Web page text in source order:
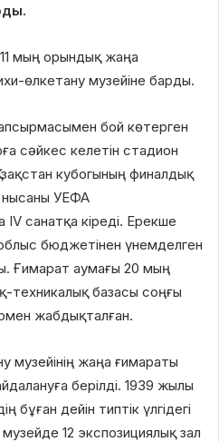
мың орындық жаңа
өлкетану музейіне барды.
бой көтерген
сәйкес келетін стадион
кубогының финалдық
УЕФА
санатқа кіреді. Ерекше
бюджетінен үнемделген
Ғимарат аумағы 20 мың
базасы соңғы
жабдықталған.
музейінің жаңа ғимараты
берілді. 1939 жылы
дейін типтік үлгідегі
12 экспозициялық зал